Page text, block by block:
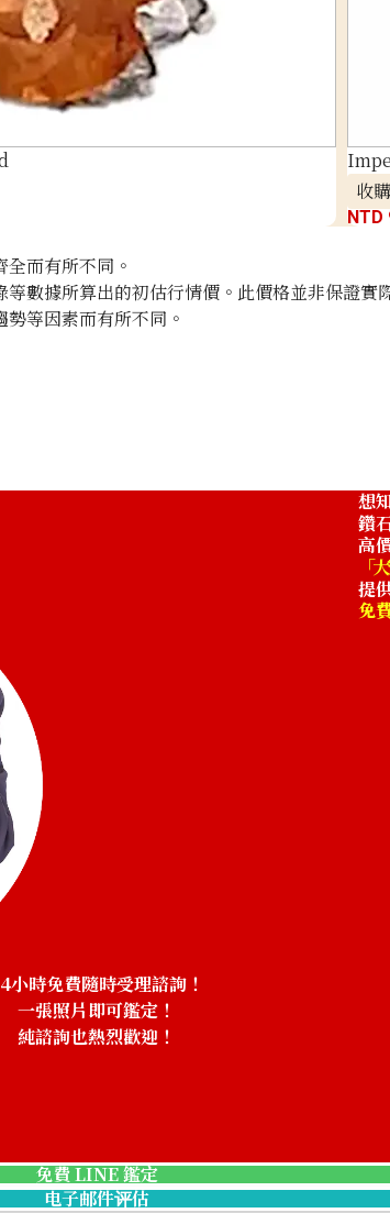
收
NTD
而有所不同。
數據所算出的初估行情價。此價格並非保證實
等因素而有所不同。
想
鑽
高
「
提
免
小時免費隨時受理諮詢！
一張照片即可鑑定！
純諮詢也熱烈歡迎！
免費 LINE 鑑定
电子邮件评估